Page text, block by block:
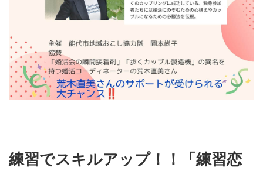
練習でスキルアップ！！「練習恋